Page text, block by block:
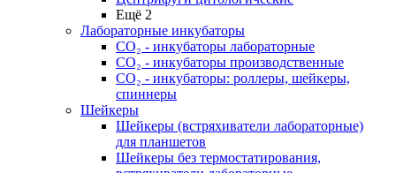
Ещё 2
Лабораторные инкубаторы
СО₂ - инкубаторы лабораторные
СО₂ - инкубаторы производственные
СО₂ - инкубаторы: роллеры, шейкеры,
спиннеры
Шейкеры
Шейкеры (встряхиватели лабораторные)
для планшетов
Шейкеры без термостатирования,